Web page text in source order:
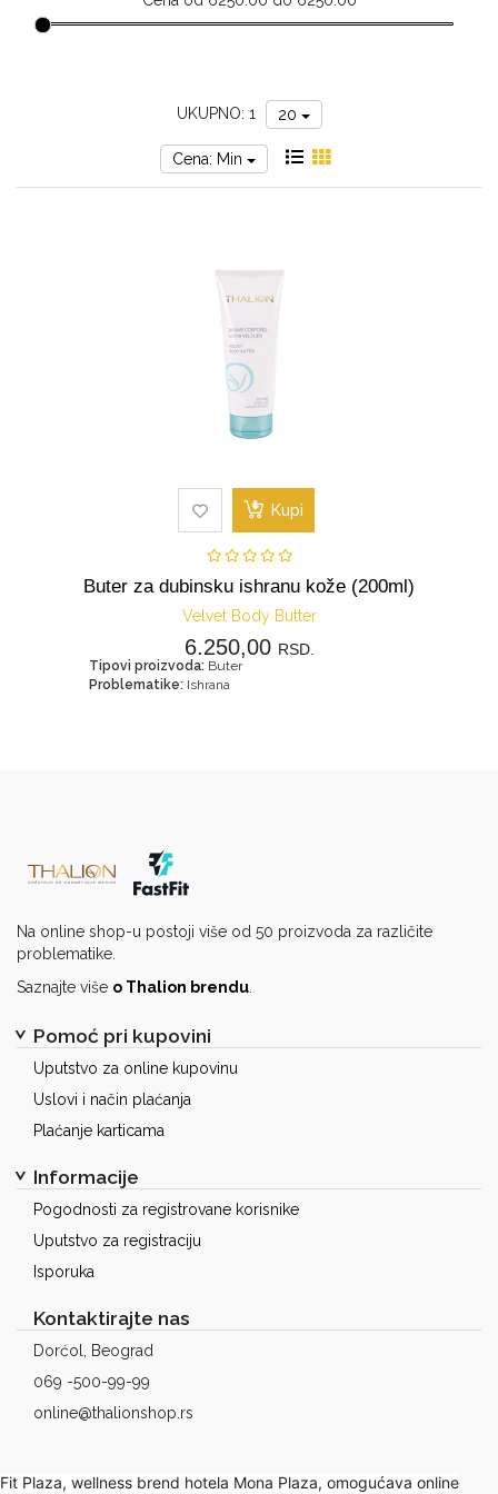
UKUPNO: 1 20
Cena: Min
Kupi
Buter za dubinsku ishranu kože (200ml)
Velvet Body Butter
6.250,00 RSD.
Tipovi proizvoda: Buter
Problematike: Ishrana
Na online shop-u postoji više od 50 proizvoda za različite
problematike.
Saznajte više o Thalion brendu.
Pomoć pri kupovini
Uputstvo za online kupovinu
Uslovi i način plaćanja
Plaćanje karticama
Informacije
Pogodnosti za registrovane korisnike
Uputstvo za registraciju
Isporuka
Kontaktirajte nas
Dorćol, Beograd
069 -500-99-99
online@thalionshop.rs
Fit Plaza, wellness brend hotela Mona Plaza, omogućava online